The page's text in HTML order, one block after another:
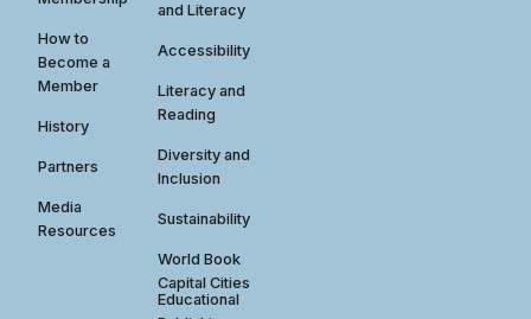
How to
Become a
Member
History
Partners
Media
Resources
and Literacy
Accessibility
Literacy and
Reading
Diversity and
Inclusion
Sustainability
World Book
Capital Cities
Educational